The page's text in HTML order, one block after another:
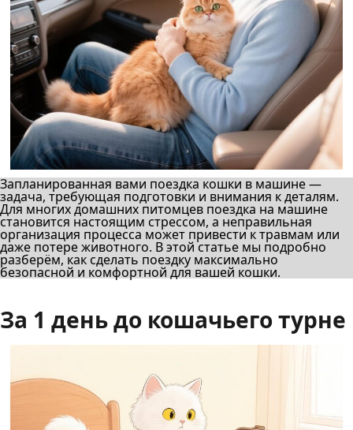
Запланированная вами поездка кошки в машине —
задача, требующая подготовки и внимания к деталям.
Для многих домашних питомцев поездка на машине
становится настоящим стрессом, а неправильная
организация процесса может привести к травмам или
даже потере животного. В этой статье мы подробно
разберём, как сделать поездку максимально
безопасной и комфортной для вашей кошки.
За 1 день до кошачьего турне